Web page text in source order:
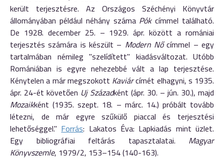
került terjesztésre. Az Országos Széchényi Könyvtár
állományában például néhány száma Pókcímmel található.
De 1928. december 25. – 1929. ápr. között a romániai
terjesztés számára is készült – Modern Nőcímmel – egy
tartalmában némileg "szelídített" kiadásváltozat. Utóbb
Romániában is egyre nehezebbé vált a lap terjesztése.
Kénytelen a már megszokott Kaviárcímét elhagyni, s 1935.
ápr. 24-ét követően Uj Századként (ápr. 30. – jún. 30.), majd
Mozaikként (1935. szept. 18. – márc. 14.) próbált tovább
létezni, de már egyre szűkülő piaccal és terjesztési
lehetőséggel." Forrás: Lakatos Éva: Lapkiadás mint üzlet.
Egy bibliográfiai feltárás tapasztalatai. Magyar
Könyvszemle, 1979/2, 153–154 (140-163).